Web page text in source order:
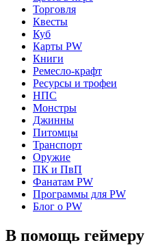
Торговля
Квесты
Куб
Карты PW
Книги
Ремесло-крафт
Ресурсы и трофеи
НПС
Монстры
Джинны
Питомцы
Транспорт
Оружие
ПК и ПвП
Фанатам PW
Программы для PW
Блог о PW
В помощь геймеру